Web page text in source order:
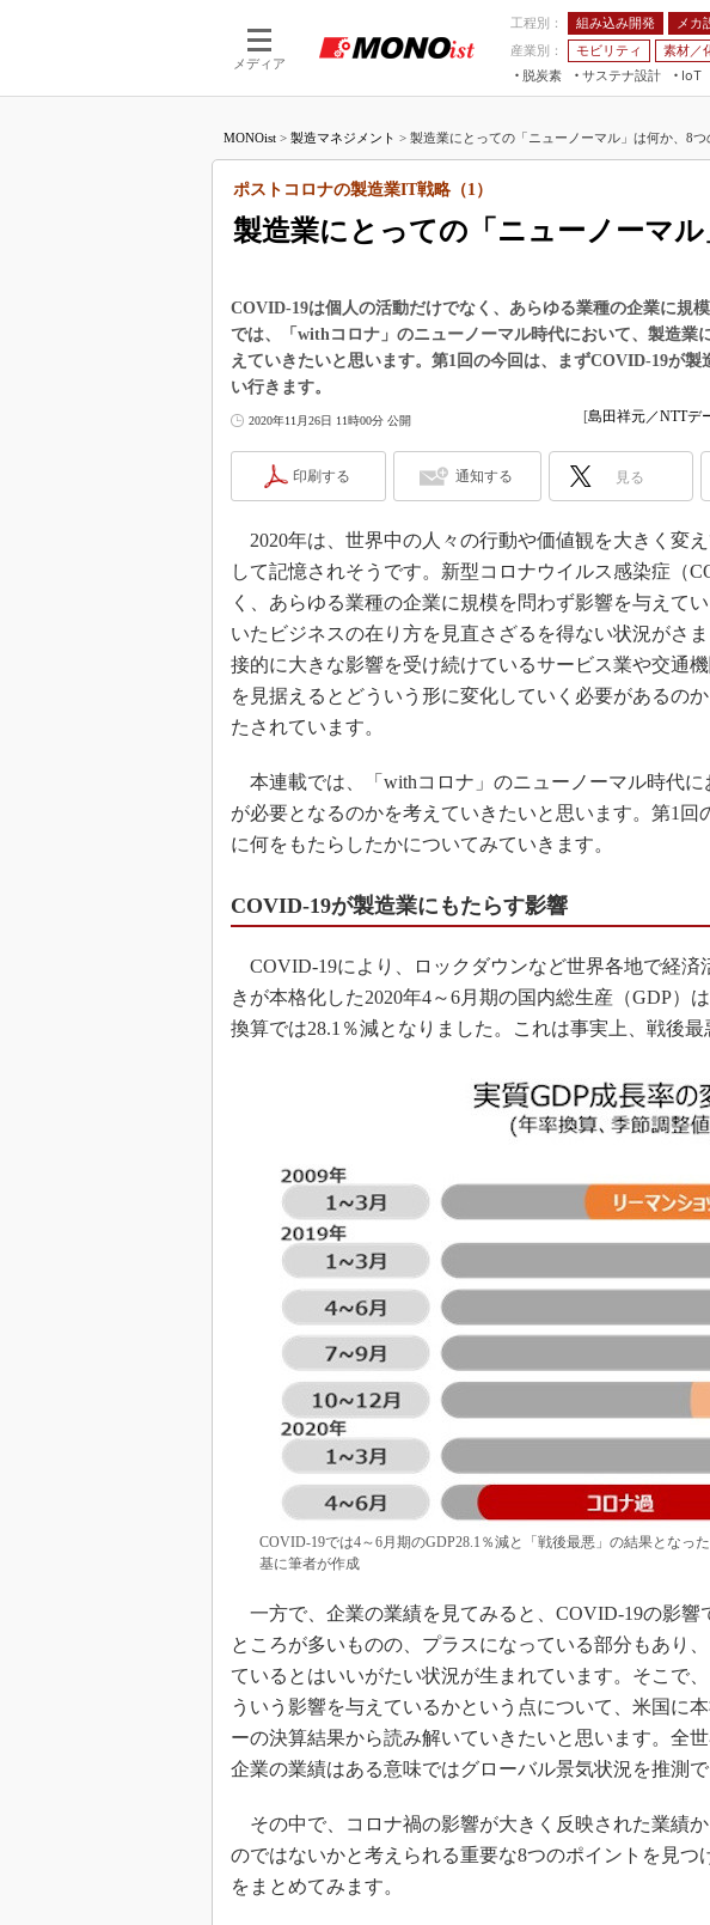
メディア
工程別： 組み込み開発 メカ
産業別：
モビリティ 素材／
脱炭素
サステナ設計
IoT
つながる工場
つながるサービス
AI×設備保全 JIMTOF
IIFES
ジャパン
TECHNO-
スマート
日本もの
産業オー
MONOist > 製造マネジメント > 製造業にとっての「ニューノーマル」は何か、8つ
製造業にとっての「ニューノーマ
ポストコロナの製造業IT戦略（1）
COVID-19は個人の活動だけでなく、あらゆる業種の企業に規
では、「withコロナ」のニューノーマル時代において、製造業
えていきたいと思います。第1回の今回は、まずCOVID-19が
い行きます。
2020年11月26日 11時00分 公開 [島田祥元／NTTデ
印刷する 通知する 見る
2020年は、世界中の人々の行動や価値観を大きく変
して記憶されそうです。新型コロナウイルス感染症（
く、あらゆる業種の企業に規模を問わず影響を与えて
いたビジネスの在り方を見直さざるを得ない状況がさ
接的に大きな影響を受け続けているサービス業や交通
を見据えるとどういう形に変化していく必要があるの
たされています。
本連載では、「withコロナ」のニューノーマル時代
が必要となるのかを考えていきたいと思います。第1回
に何をもたらしたかについてみていきます。
COVID-19が製造業にもたらす影響
COVID-19により、ロックダウンなど世界各地で経済
きが本格化した2020年4～6月期の国内総生産（GDP）
換算では28.1％減となりました。これは事実上、戦後最
COVID-19では4～6月期のGDP28.1％減と「戦後最悪」の結果となっ
基に筆者が作成
一方で、企業の業績を見てみると、COVID-19の影響
ところが多いものの、プラスになっている部分もあり
ているとはいいがたい状況が生まれています。そこで
ういう影響を与えているかという点について、米国に
ーの決算結果から読み解いていきたいと思います。全
企業の業績はある意味ではグローバル景気状況を推測
その中で、コロナ禍の影響が大きく反映された業績
のではないかと考えられる重要な8つのポイントを見つ
をまとめてみます。